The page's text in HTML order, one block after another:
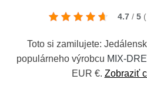
4.7 / 5 (
Toto si zamilujete:
populárneho výrobcu MIX-
EUR €. Zobraziť